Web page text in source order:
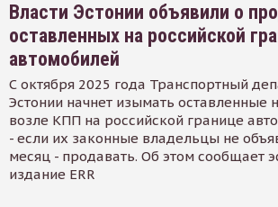
Власти Эстонии объявили о
оставленных на российской
автомобилей
С октября 2025 года Транспортный
Эстонии начнет изымать оставленные
возле КПП на российской границе
- если их законные владельцы не
месяц - продавать. Об этом сообщает
издание ERR